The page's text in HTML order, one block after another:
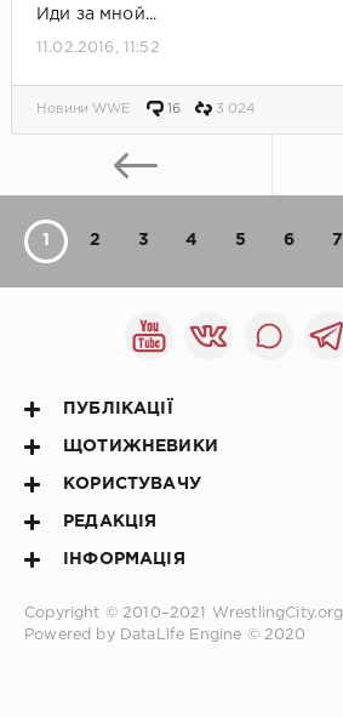
Иди за мной...
11.02.2016, 11:52
Новини WWE 16 3 024
1 2 3 4 5 6 7
ПУБЛІКАЦІЇ
ЩОТИЖНЕВИКИ
КОРИСТУВАЧУ
РЕДАКЦІЯ
ІНФОРМАЦІЯ
Copyright © 2010–2021
WrestlingCity.org
Powered by DataLife Engine © 2020